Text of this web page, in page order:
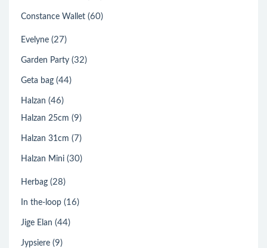
Constance Wallet (60)
Evelyne (27)
Garden Party (32)
Geta bag (44)
Halzan (46)
Halzan 25cm (9)
Halzan 31cm (7)
Halzan Mini (30)
Herbag (28)
In the-loop (16)
Jige Elan (44)
Jypsiere (9)